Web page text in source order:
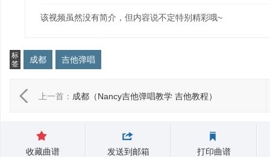
该视频虽然没有简介，但内容说不定特别精彩哦~
标
签
成都 吉他弹唱
上一首： 成都（Nancy吉他弹唱教学 吉他教程）
收藏曲谱 发送到邮箱 打印曲谱